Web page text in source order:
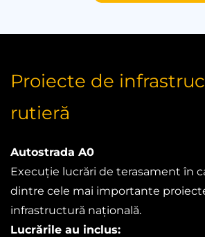
Proiecte de
rutieră
Autostrada A0
Execuție lucrări de terasament în
dintre cele mai importante
infrastructură națională.
Lucrările au inclus: